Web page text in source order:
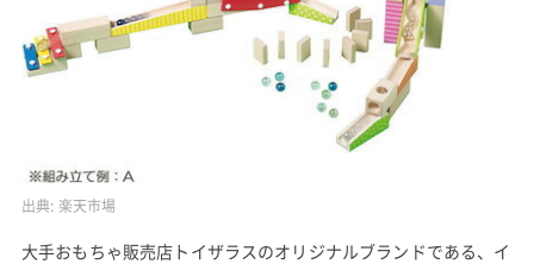
出典: 楽天市場
大手おもちゃ販売店トイザラスのオリジナルブランドである、イ